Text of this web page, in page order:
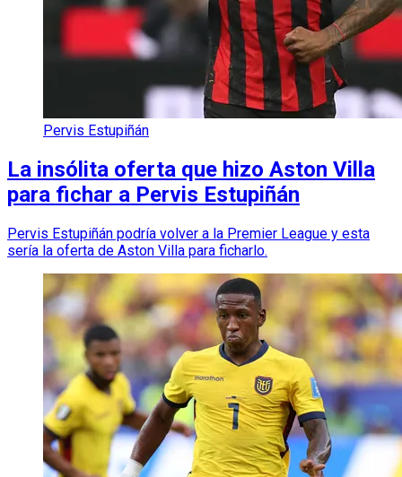
Pervis Estupiñán
La insólita oferta que hizo Aston Villa
para fichar a Pervis Estupiñán
Pervis Estupiñán podría volver a la Premier League y esta
sería la oferta de Aston Villa para ficharlo.